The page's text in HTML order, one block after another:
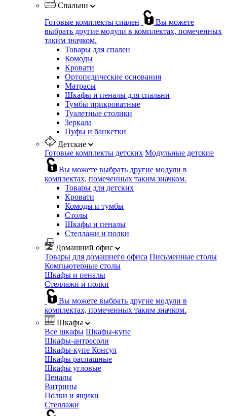
Спальни
Готовые комплекты спален
Вы можете
выбрать другие модули в комплектах, помеченных
таким значком.
Товары для спален
Комоды
Кровати
Ортопедические основания
Матрасы
Шкафы и пеналы для спальни
Тумбы прикроватные
Туалетные столики
Зеркала
Пуфы и банкетки
Детские
Готовые комплекты детских Модульные детские
Вы можете выбрать другие модули в
комплектах, помеченных таким значком.
Товары для детских
Кровати
Комоды и тумбы
Столы
Шкафы и пеналы
Стеллажи и полки
Домашний офис
Товары для домашнего офиса Письменные столы
Компьютерные столы
Шкафы и пеналы
Стеллажи и полки
Вы можете выбрать другие модули в
комплектах, помеченных таким значком.
Шкафы
Все шкафы Шкафы-купе
Шкафы-антресоли
Шкафы-купе Консул
Шкафы распашные
Шкафы угловые
Пеналы
Витрины
Полки и ящики
Стеллажи